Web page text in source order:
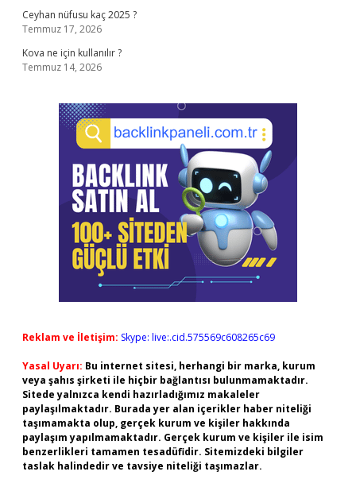
Ceyhan nüfusu kaç 2025 ?
Temmuz 17, 2026
Kova ne için kullanılır ?
Temmuz 14, 2026
Reklam ve İletişim: Skype: live:.cid.575569c608265c69
Yasal Uyarı: Bu internet sitesi, herhangi bir marka, kurum
veya şahıs şirketi ile hiçbir bağlantısı bulunmamaktadır.
Sitede yalnızca kendi hazırladığımız makaleler
paylaşılmaktadır. Burada yer alan içerikler haber niteliği
taşımamakta olup, gerçek kurum ve kişiler hakkında
paylaşım yapılmamaktadır. Gerçek kurum ve kişiler ile isim
benzerlikleri tamamen tesadüfidir. Sitemizdeki bilgiler
taslak halindedir ve tavsiye niteliği taşımazlar.